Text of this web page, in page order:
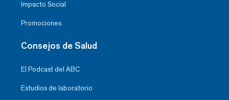
Impacto Social
Promociones
Consejos de Salud
El Podcast del ABC
Estudios de laboratorio